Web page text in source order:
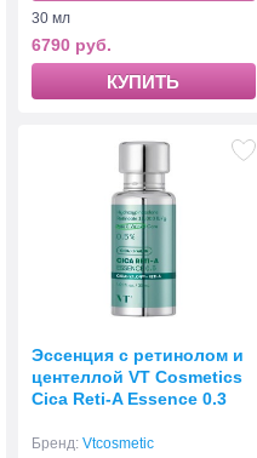
30 мл
6790 руб.
КУПИТЬ
Эссенция с ретинолом и
центеллой VT Cosmetics
Cica Reti-A Essence 0.3
Бренд: Vtcosmetic